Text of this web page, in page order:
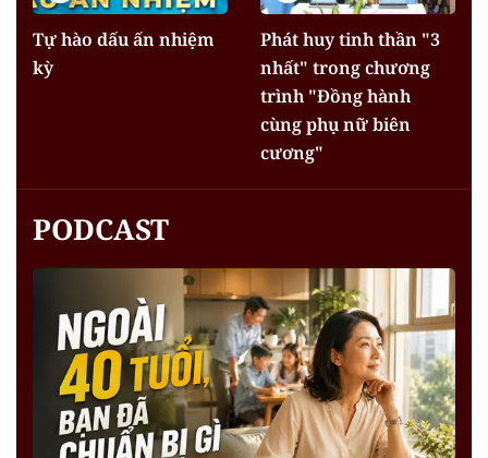
Tự hào dấu ấn nhiệm
kỳ
Phát huy tinh thần "3
nhất" trong chương
trình "Đồng hành
cùng phụ nữ biên
cương"
PODCAST